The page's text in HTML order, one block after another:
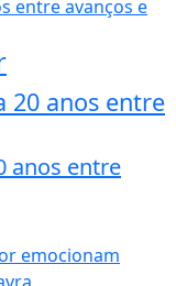
20 anos entre
anos entre